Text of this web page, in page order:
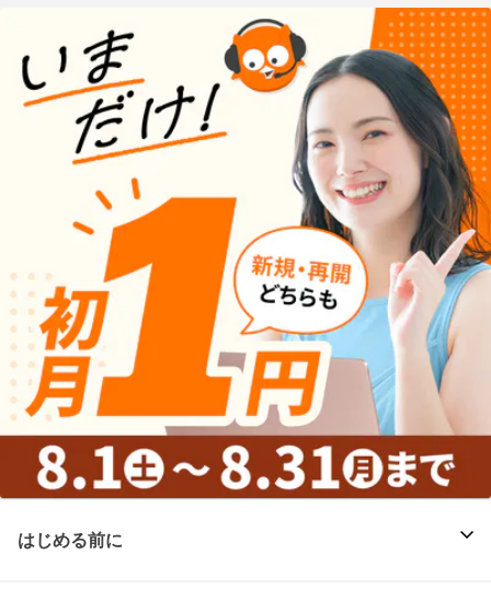
はじめる前に